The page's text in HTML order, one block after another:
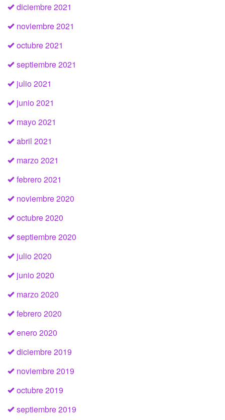
diciembre 2021
noviembre 2021
octubre 2021
septiembre 2021
julio 2021
junio 2021
mayo 2021
abril 2021
marzo 2021
febrero 2021
noviembre 2020
octubre 2020
septiembre 2020
julio 2020
junio 2020
marzo 2020
febrero 2020
enero 2020
diciembre 2019
noviembre 2019
octubre 2019
septiembre 2019